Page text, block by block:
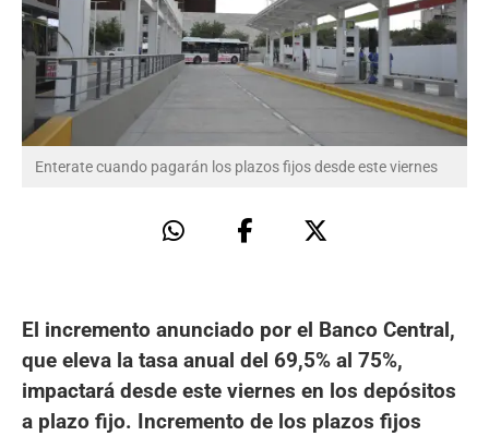
Enterate cuando pagarán los plazos fijos desde este viernes
El incremento anunciado por el Banco Central,
que eleva la tasa anual del 69,5% al 75%,
impactará desde este viernes en los depósitos
a plazo fijo. Incremento de los plazos fijos